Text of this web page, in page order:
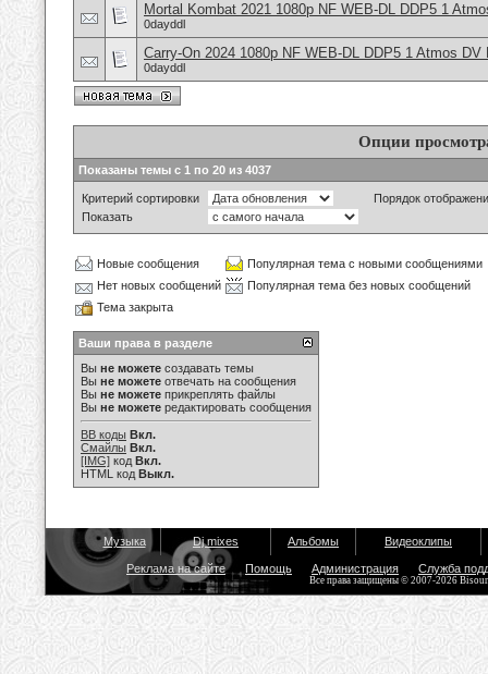
Mortal Kombat 2021 1080p NF WEB-DL DDP5 1
0dayddl
Carry-On 2024 1080p NF WEB-DL DDP5 1 Atmos DV
0dayddl
Опции
Показаны темы с 1 по 20 из 4037
Критерий сортировки
Порядок
Показать
Новые сообщения
Популярная тема с новыми сообщениями
Нет новых сообщений
Популярная тема без новых сообщений
Тема закрыта
Ваши права в разделе
Вы не можете создавать темы
Вы не можете отвечать на сообщения
Вы не можете прикреплять файлы
Вы не можете редактировать сообщения
BB коды Вкл.
Смайлы Вкл.
[IMG] код Вкл.
HTML код Выкл.
Музыка Dj mixes Альбомы Видеоклипы
Реклама на сайте Помощь Администрация Служба
Все права защищены © 2007-2026